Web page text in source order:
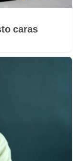
caras